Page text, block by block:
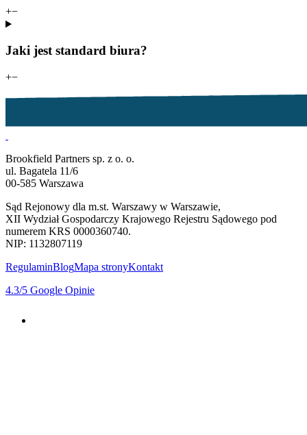
+−
Jaki jest standard biura?
+−
Brookfield Partners sp. z o. o.
ul. Bagatela 11/6
00-585 Warszawa
Sąd Rejonowy dla m.st. Warszawy w Warszawie,
XII Wydział Gospodarczy Krajowego Rejestru Sądowego pod
numerem KRS 0000360740.
NIP: 1132807119
RegulaminBlogMapa stronyKontakt
4.3/5 Google Opinie